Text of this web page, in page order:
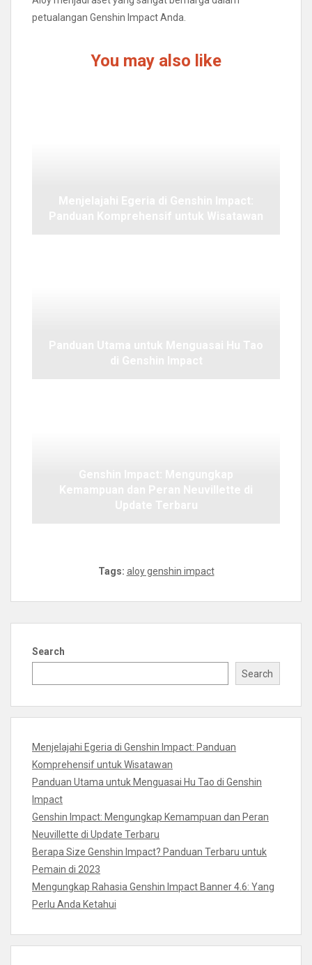
petualangan Genshin Impact Anda.
You may also like
Tags: aloy genshin impact
Search
Search
Menjelajahi Egeria di Genshin Impact: Panduan
Komprehensif untuk Wisatawan
Panduan Utama untuk Menguasai Hu Tao di Genshin
Impact
Genshin Impact: Mengungkap Kemampuan dan Peran
Neuvillette di Update Terbaru
Berapa Size Genshin Impact? Panduan Terbaru untuk
Pemain di 2023
Mengungkap Rahasia Genshin Impact Banner 4.6: Yang
Perlu Anda Ketahui